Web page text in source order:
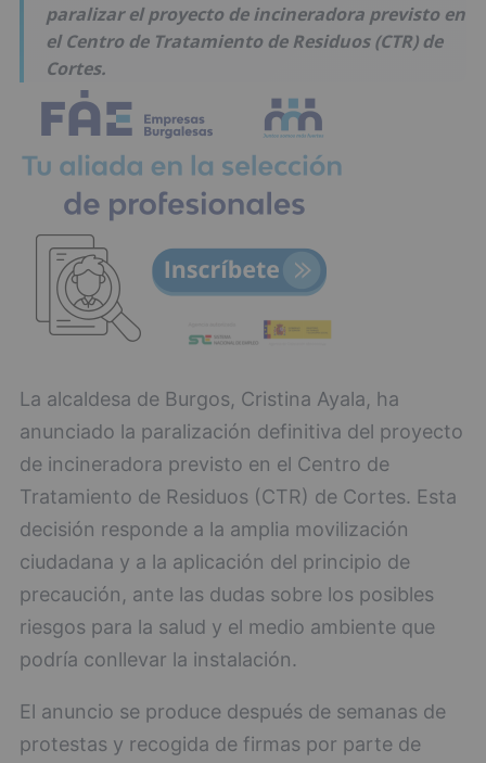
paralizar el proyecto de incineradora previsto en
el Centro de Tratamiento de Residuos (CTR) de
Cortes.
La alcaldesa de Burgos, Cristina Ayala, ha
anunciado la paralización definitiva del proyecto
de incineradora previsto en el Centro de
Tratamiento de Residuos (CTR) de Cortes. Esta
decisión responde a la amplia movilización
ciudadana y a la aplicación del principio de
precaución, ante las dudas sobre los posibles
riesgos para la salud y el medio ambiente que
podría conllevar la instalación.
El anuncio se produce después de semanas de
protestas y recogida de firmas por parte de